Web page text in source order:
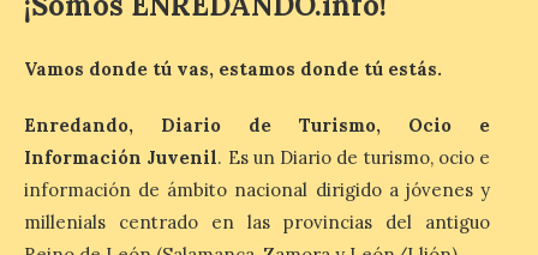
tres los vuelos diarios a
temporada de invierno
Air Nostrum e Iberia
Express, conectará
Madrid y Mahón con una
Vamos donde tú vas, estamos donde tú estás.
Enredando, Diario de Turismo, Ocio e
Información Juvenil. Es un Diario de turismo, ocio e
información de ámbito nacional dirigido a jóvenes y
millenials centrado en las provincias del antiguo